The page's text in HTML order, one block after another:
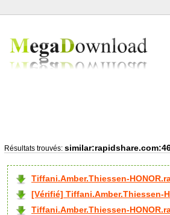
Résultats trouvés:
Tiffani.Amber.Thiessen-
[Vérifié] Tiffani.Amber.Thiessen-
Tiffani.Amber.Thiessen-